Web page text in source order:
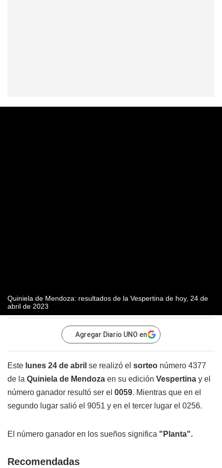
Quiniela de Mendoza: resultados de la Vespertina de hoy, 24 de
abril de 2023
Agregar Diario UNO en
Este lunes 24 de abril se realizó el sorteo número 4377
de la Quiniela de Mendoza en su edición Vespertina y el
número ganador resultó ser el 0059. Mientras que en el
segundo lugar salió el 9051 y en el tercer lugar el 0256.
El número ganador en los sueños significa "Planta".
Recomendadas